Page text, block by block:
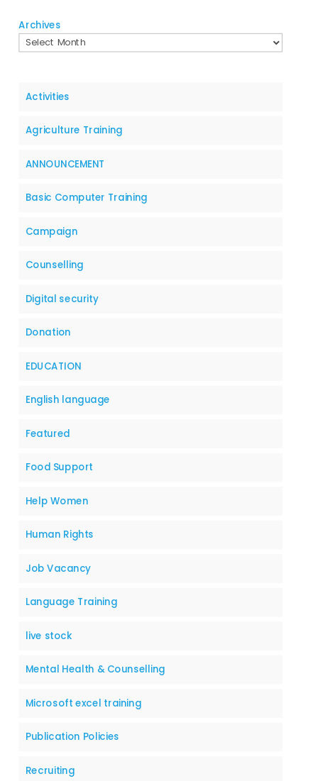
Archives
Activities
Agriculture Training
ANNOUNCEMENT
Basic Computer Training
Campaign
Counselling
Digital security
Donation
EDUCATION
English language
Featured
Food Support
Help Women
Human Rights
Job Vacancy
Language Training
live stock
Mental Health & Counselling
Microsoft excel training
Publication Policies
Recruiting